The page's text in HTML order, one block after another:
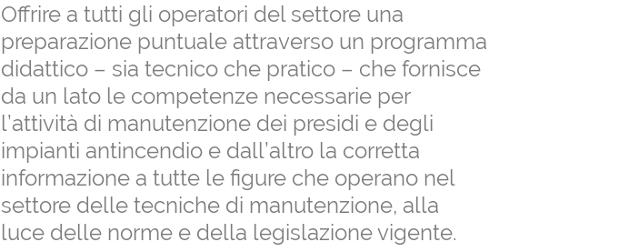
Offrire a tutti gli operatori del settore una
preparazione puntuale attraverso un programma
didattico – sia tecnico che pratico – che fornisce
da un lato le competenze necessarie per
l’attività di manutenzione dei presidi e degli
impianti antincendio e dall’altro la corretta
informazione a tutte le figure che operano nel
settore delle tecniche di manutenzione, alla
luce delle norme e della legislazione vigente.